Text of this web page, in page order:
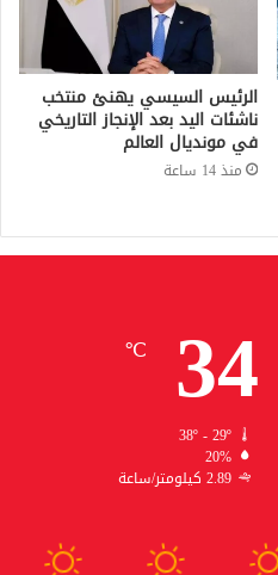
الرئيس السيسي يهنئ منتخب
ناشئات اليد بعد الإنجاز التاريخي
في مونديال العالم
منذ 14 ساعة
34
℃
38º - 29º
20%
2.89 كيلومتر/ساعة